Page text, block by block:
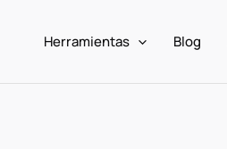
Herramientas Blog